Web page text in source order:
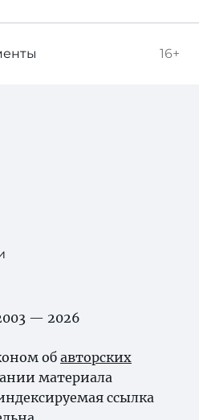
16+
— 2026
об авторских
материала
ссылка